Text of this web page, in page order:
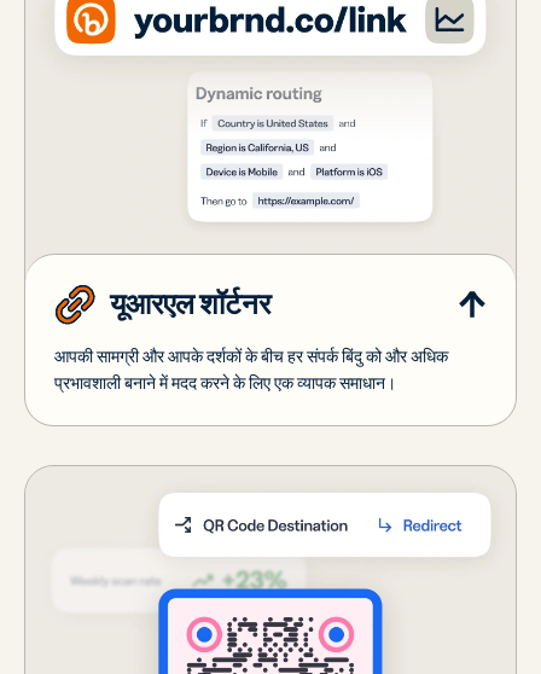
यूआरएल शॉर्टनर
आपकी सामग्री और आपके दर्शकों के बीच हर संपर्क बिंदु को और अधिक
प्रभावशाली बनाने में मदद करने के लिए एक व्यापक समाधान।